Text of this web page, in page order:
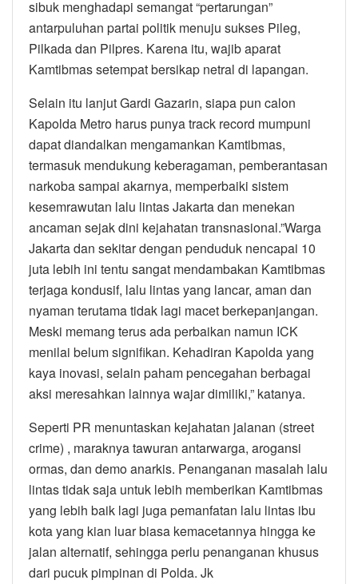
sibuk menghadapi semangat “pertarungan”
antarpuluhan partai politik menuju sukses Pileg,
Pilkada dan Pilpres. Karena itu, wajib aparat
Kamtibmas setempat bersikap netral di lapangan.
Selain itu lanjut Gardi Gazarin, siapa pun calon
Kapolda Metro harus punya track record mumpuni
dapat diandalkan mengamankan Kamtibmas,
termasuk mendukung keberagaman, pemberantasan
narkoba sampai akarnya, memperbaiki sistem
kesemrawutan lalu lintas Jakarta dan menekan
ancaman sejak dini kejahatan transnasional.”Warga
Jakarta dan sekitar dengan penduduk nencapai 10
juta lebih ini tentu sangat mendambakan Kamtibmas
terjaga kondusif, lalu lintas yang lancar, aman dan
nyaman terutama tidak lagi macet berkepanjangan.
Meski memang terus ada perbaikan namun ICK
menilai belum signifikan. Kehadiran Kapolda yang
kaya inovasi, selain paham pencegahan berbagai
aksi meresahkan lainnya wajar dimiliki,” katanya.
Seperti PR menuntaskan kejahatan jalanan (street
crime) , maraknya tawuran antarwarga, arogansi
ormas, dan demo anarkis. Penanganan masalah lalu
lintas tidak saja untuk lebih memberikan Kamtibmas
yang lebih baik lagi juga pemanfatan lalu lintas ibu
kota yang kian luar biasa kemacetannya hingga ke
jalan alternatif, sehingga perlu penanganan khusus
dari pucuk pimpinan di Polda. Jk